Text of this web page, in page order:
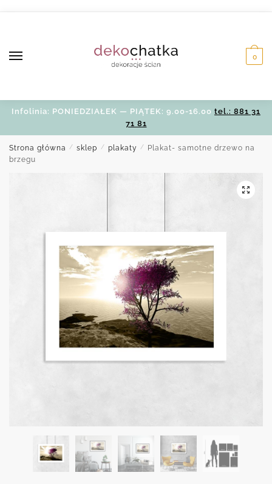
0
Infolinia: PONIEDZIAŁEK — PIĄTEK: 9.00-16.00 tel.: 881 31
71 81
Strona główna / sklep / plakaty /
Plakat- samotne drzewo na
brzegu